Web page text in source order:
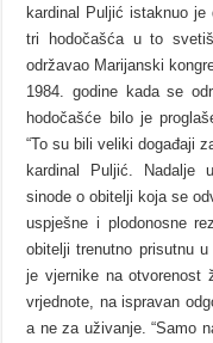
kardinal Puljić istaknuo
tri hodočašća u to
održavao Marijanski
1984. godine kada se
hodočašće bilo je
“To su bili veliki događaji
kardinal Puljić. Nadalje
sinode o obitelji koja se
uspješne i plodonosne
obitelji trenutno prisutnu
je vjernike na otvorenost
vrjednote, na ispravan
a ne za uživanje. “Samo